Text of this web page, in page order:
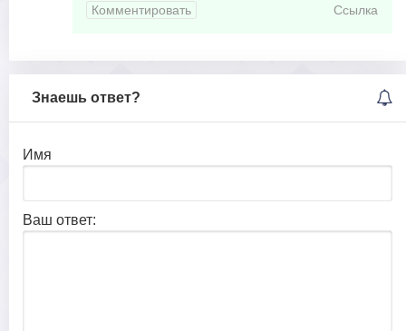
Комментировать Ссылка
Знаешь ответ?
Имя
Ваш ответ: